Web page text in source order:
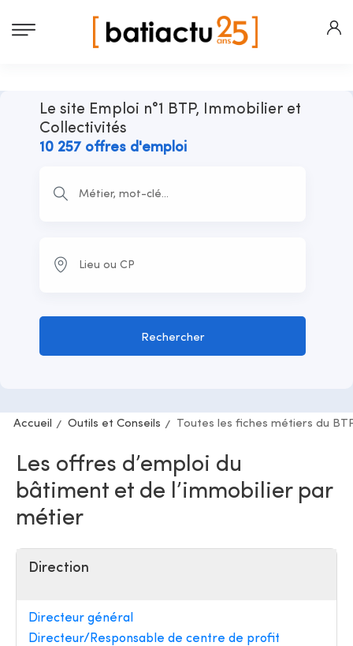
Le site Emploi n°1 BTP, Immobilier et
Collectivités
10 257 offres d'emploi
Rechercher
Accueil Outils et Conseils Toutes les fiches métiers du
Les offres d’emploi du
bâtiment et de l’immobilier par
métier
Direction
Directeur général
Directeur/Responsable de centre de profit